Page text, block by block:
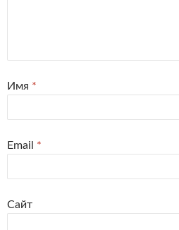
Имя *
Email *
Сайт